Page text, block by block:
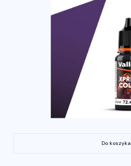
Do koszyka